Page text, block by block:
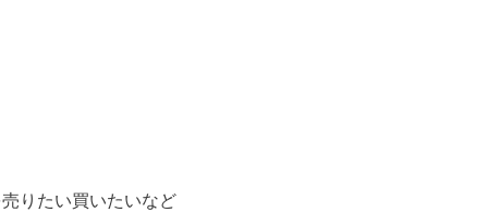
りたい買いたいなど